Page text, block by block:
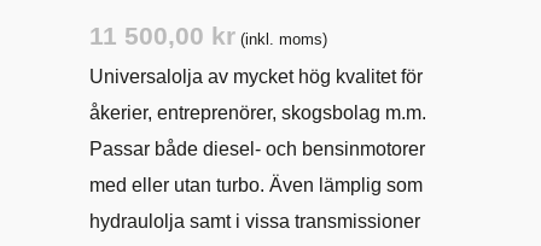
11 500,00 kr (inkl. moms)
Universalolja av mycket hög kvalitet för
åkerier, entreprenörer, skogsbolag m.m.
Passar både diesel- och bensinmotorer
med eller utan turbo. Även lämplig som
hydraulolja samt i vissa transmissioner